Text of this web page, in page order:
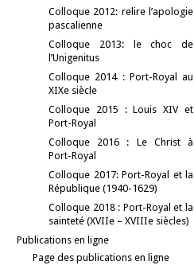
Colloque 2012: relire l’apologie
pascalienne
Colloque 2013: le choc de
l’Unigenitus
Colloque 2014 : Port-Royal au
XIXe siècle
Colloque 2015 : Louis XIV et
Port-Royal
Colloque 2016 : Le Christ à
Port-Royal
Colloque 2017: Port-Royal et la
République (1940-1629)
Colloque 2018 : Port-Royal et la
sainteté (XVIIe – XVIIIe siècles)
Publications en ligne
Page des publications en ligne